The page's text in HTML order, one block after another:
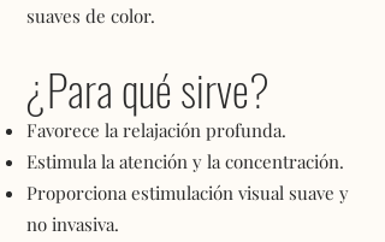
suaves de color.
¿Para qué sirve?
Favorece la relajación profunda.
Estimula la atención y la concentración.
Proporciona estimulación visual suave y
no invasiva.